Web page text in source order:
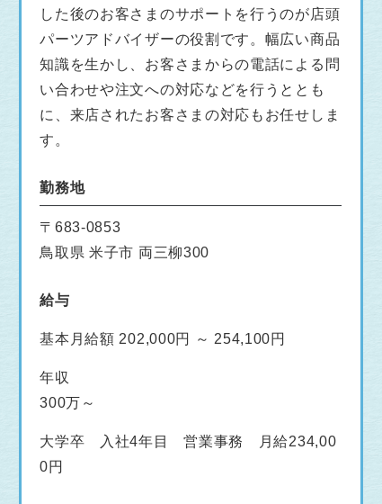
した後のお客さまのサポートを行うのが店頭
パーツアドバイザーの役割です。幅広い商品
知識を生かし、お客さまからの電話による問
い合わせや注文への対応などを行うととも
に、来店されたお客さまの対応もお任せしま
す。
勤務地
〒683-0853
鳥取県 米子市 両三柳300
給与
基本月給額 202,000円 ～ 254,100円
年収
300万～
大学卒 入社4年目 営業事務 月給234,00
0円